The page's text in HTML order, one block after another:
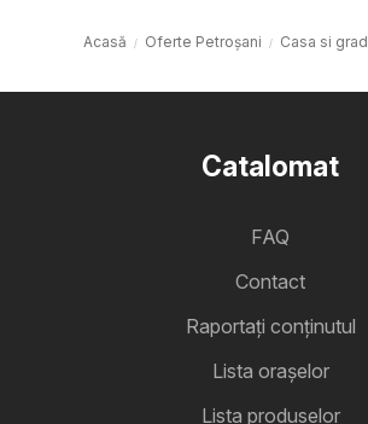
Acasă Oferte Petroșani Casa si
Catalomat
FAQ
Contact
Raportați conținutul
Lista oraşelor
Lista produselor